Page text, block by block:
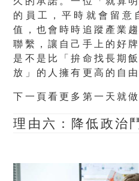
的員工，平時就會留意
值，也會時時追蹤產業
聯繫，讓自己手上的好
是不是比「拚命找長期
放」的人擁有更高的自由
下一頁看更多第一天就
理由六：降低政治